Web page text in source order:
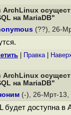
ArchLinux
на MariaDB"
(??), 26-
Правка|
ArchLinux
на MariaDB"
(-), 26-Мрт-13,
будет доступна в